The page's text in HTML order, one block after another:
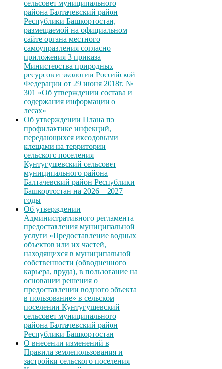
сельсовет муниципального
района Балтачевский район
Республики Башкортостан,
размещаемой на официальном
сайте органа местного
самоуправления согласно
приложения 3 приказа
Министерства природных
ресурсов и экологии Российской
Федерации от 29 июня 2018г. №
301 «Об утверждении состава и
содержания информации о
лесах»
Об утверждении Плана по
профилактике инфекций,
передающихся иксодовыми
клещами на территории
сельского поселения
Кунтугушевский сельсовет
муниципального района
Балтачевский район Республики
Башкортостан на 2026 – 2027
годы
Об утверждении
Административного регламента
предоставления муниципальной
услуги «Предоставление водных
объектов или их частей,
находящихся в муниципальной
собственности (обводненного
карьера, пруда), в пользование на
основании решения о
предоставлении водного объекта
в пользование» в сельском
поселении Кунтугушевский
сельсовет муниципального
района Балтачевский район
Республики Башкортостан
О внесении изменений в
Правила землепользования и
застройки сельского поселения